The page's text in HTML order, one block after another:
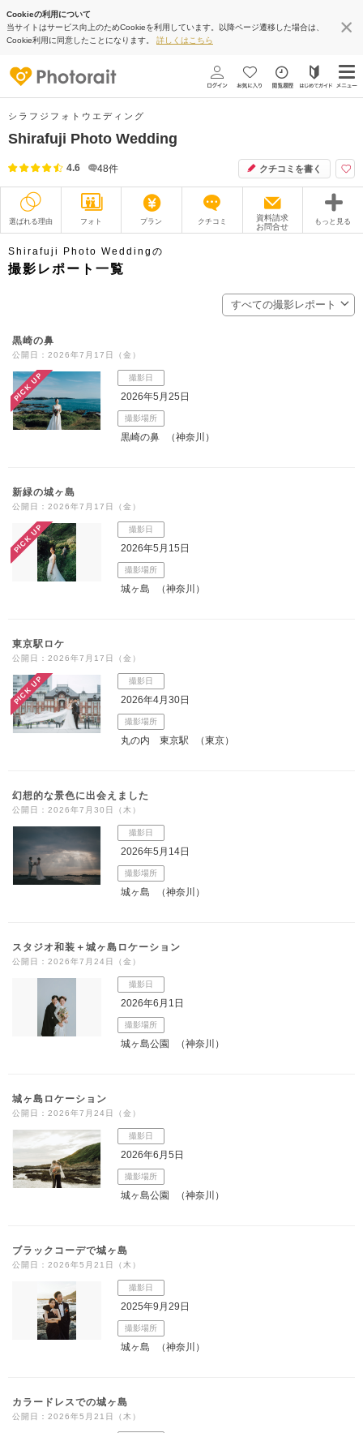
Cookieの利用について
当サイトはサービス向上のためCookieを利用しています。以降ページ遷移した場合は、
Cookie利用に同意したことになります。 詳しくはこちら
シラフジフォトウエディング
Shirafuji Photo Wedding
4.6 48件 クチコミを書く
選ばれる理由 フォト プラン クチコミ
資料請求
お問合せ
もっと見る
撮影レポート
ブログ
アクセス/TEL
こだわりポイント
夜景での撮影
ドローン撮影 人気スポットでの撮影
豊富な色打掛・着物
ガーデンでの撮影
歴史的建造物での撮影
チャペルでの撮影
Shirafuji Photo Weddingの
撮影レポート一覧
すべての撮影レポート
黒崎の鼻
公開日：2026年7月17日（金）
PICK UP 撮影日
2026年5月25日
撮影場所
黒崎の鼻 （神奈川）
新緑の城ヶ島
公開日：2026年7月17日（金）
PICK UP 撮影日
2026年5月15日
撮影場所
城ヶ島 （神奈川）
東京駅ロケ
公開日：2026年7月17日（金）
PICK UP 撮影日
2026年4月30日
撮影場所
丸の内 東京駅 （東京）
幻想的な景色に出会えました
公開日：2026年7月30日（木）
撮影日
2026年5月14日
撮影場所
城ヶ島 （神奈川）
スタジオ和装＋城ヶ島ロケーション
公開日：2026年7月24日（金）
撮影日
2026年6月1日
撮影場所
城ヶ島公園 （神奈川）
城ヶ島ロケーション
公開日：2026年7月24日（金）
撮影日
2026年6月5日
撮影場所
城ヶ島公園 （神奈川）
ブラックコーデで城ヶ島
公開日：2026年5月21日（木）
撮影日
2025年9月29日
撮影場所
城ヶ島 （神奈川）
カラードレスでの城ヶ島
公開日：2026年5月21日（木）